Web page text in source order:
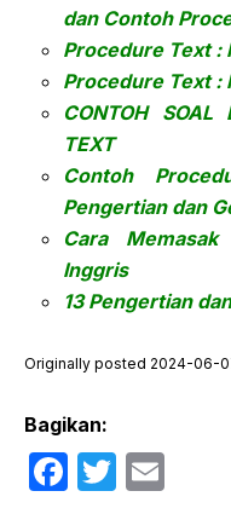
dan Contoh
Procedure Text :
Procedure Text :
CONTOH SOAL
TEXT
Contoh
Pengertian dan
Cara
Inggris
13 Pengertian
Originally posted 2024-06-
Bagikan:
F
T